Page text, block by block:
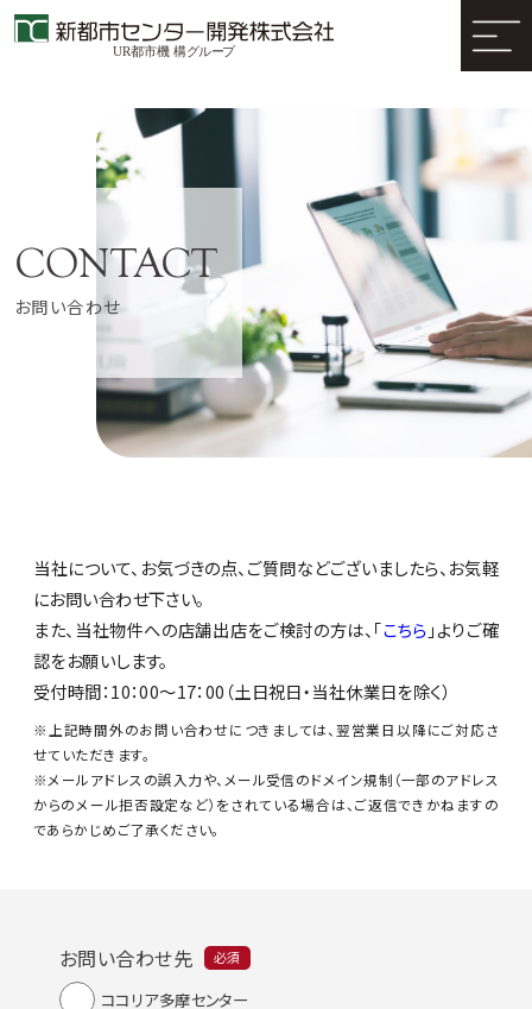
お問い合わせ
当社について、お気づきの点、ご質問などございましたら、お気軽
にお問い合わせ下さい。
また、当社物件への店舗出店をご検討の方は、「こちら 」よりご確
認をお願いします。
受付時間：10：00～17：00（土日祝日・当社休業日を除く）
※上記時間外のお問い合わせにつきましては、翌営業日以降にご対応さ
せていただきます。
※メールアドレスの誤入力や、メール受信のドメイン規制（一部のアドレス
からのメール拒否設定など）をされている場合は、ご返信できかねますの
であらかじめご了承ください。
お問い合わせ先 必須
ココリア多摩センター